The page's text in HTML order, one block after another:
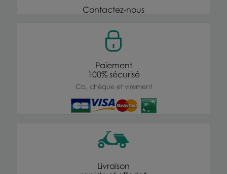
Contactez-nous
Paiement
100% sécurisé
Cb, chèque et virement
Livraison